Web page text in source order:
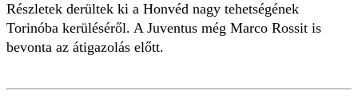
Részletek derültek ki a Honvéd nagy tehetségének
Torinóba kerüléséről. A Juventus még Marco Rossit is
bevonta az átigazolás előtt.